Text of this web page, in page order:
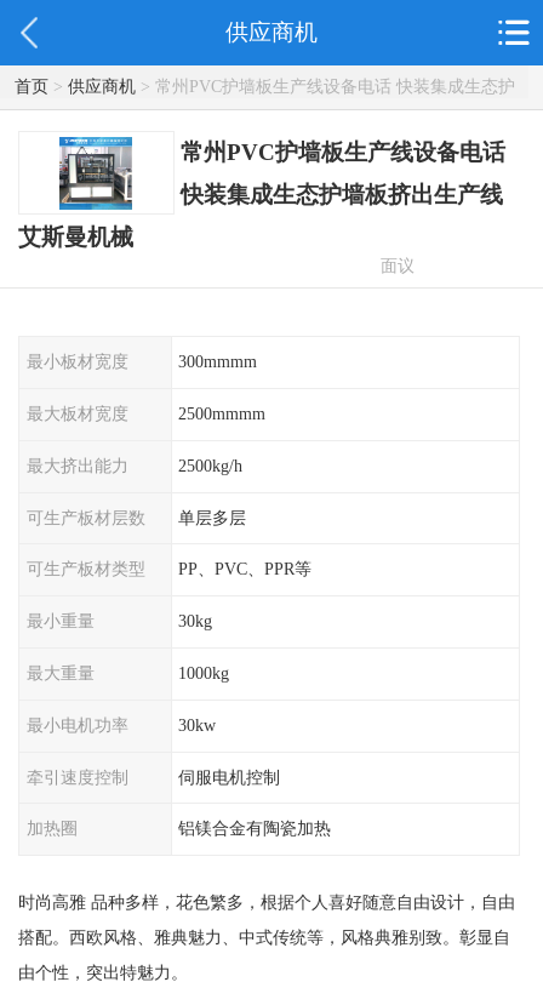
供应商机
首页> 供应商机> 常州PVC护墙板生产线设备电话 快装集成生态护
墙板挤出生产线 艾斯曼机械
常州PVC护墙板生产线设备电话
快装集成生态护墙板挤出生产线
艾斯曼机械
面议
最小板材宽度 300mmmm
最大板材宽度 2500mmmm
最大挤出能力 2500kg/h
可生产板材层数 单层多层
可生产板材类型 PP、PVC、PPR等
最小重量 30kg
最大重量 1000kg
最小电机功率 30kw
牵引速度控制 伺服电机控制
加热圈 铝镁合金有陶瓷加热
时尚高雅 品种多样，花色繁多，根据个人喜好随意自由设计，自由
搭配。西欧风格、雅典魅力、中式传统等，风格典雅别致。彰显自
由个性，突出特魅力。